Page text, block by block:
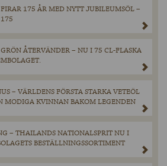
175 ÅR MED NYTT JUBILEUMSÖL –
ÅTERVÄNDER – NU I 75 CL-FLASKA
– VÄRLDENS FÖRSTA STARKA VETEÖL
MODIGA KVINNAN BAKOM LEGENDEN
– THAILANDS NATIONALSPRIT NU I
BESTÄLLNINGSSORTIMENT